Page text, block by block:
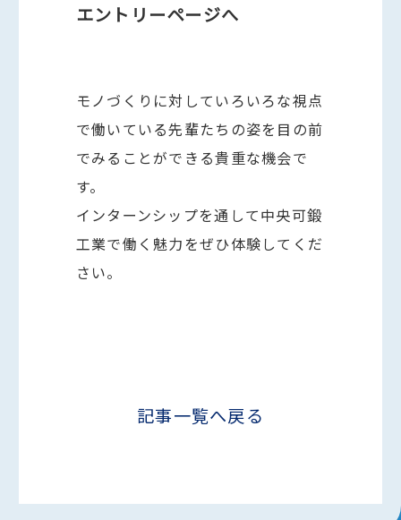
エントリーページへ
モノづくりに対していろいろな視点
で働いている先輩たちの姿を目の前
でみることができる貴重な機会で
す。
インターンシップを通して中央可鍛
工業で働く魅力をぜひ体験してくだ
さい。
記事一覧へ戻る